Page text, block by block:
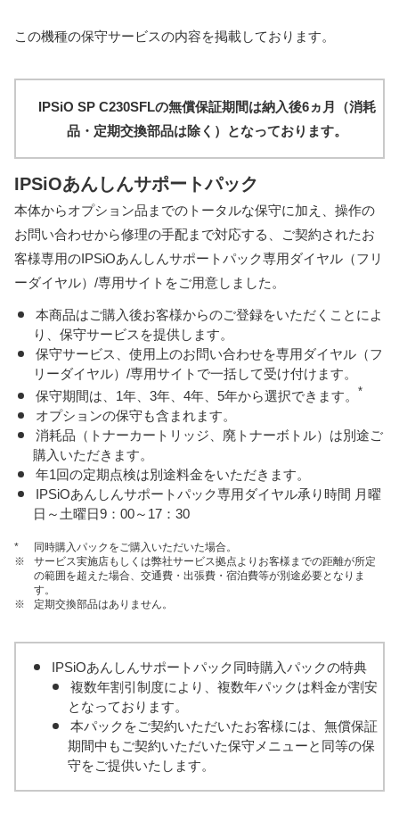
この機種の保守サービスの内容を掲載しております。
IPSiO SP C230SFLの無償保証期間は納入後6ヵ月（消耗
品・定期交換部品は除く）となっております。
IPSiOあんしんサポートパック
本体からオプション品までのトータルな保守に加え、操作の
お問い合わせから修理の手配まで対応する、ご契約されたお
客様専用のIPSiOあんしんサポートパック専用ダイヤル（フリ
ーダイヤル）/専用サイトをご用意しました。
本商品はご購入後お客様からのご登録をいただくことによ
り、保守サービスを提供します。
保守サービス、使用上のお問い合わせを専用ダイヤル（フ
リーダイヤル）/専用サイトで一括して受け付けます。
保守期間は、1年、3年、4年、5年から選択できます。
*
オプションの保守も含まれます。
消耗品（トナーカートリッジ、廃トナーボトル）は別途ご
購入いただきます。
年1回の定期点検は別途料金をいただきます。
IPSiOあんしんサポートパック専用ダイヤル承り時間 月曜
日～土曜日9：00～17：30
*
同時購入パックをご購入いただいた場合。
※
サービス実施店もしくは弊社サービス拠点よりお客様までの距離が所定
の範囲を超えた場合、交通費・出張費・宿泊費等が別途必要となりま
す。
※
定期交換部品はありません。
IPSiOあんしんサポートパック同時購入パックの特典
複数年割引制度により、複数年パックは料金が割安
となっております。
本パックをご契約いただいたお客様には、無償保証
期間中もご契約いただいた保守メニューと同等の保
守をご提供いたします。